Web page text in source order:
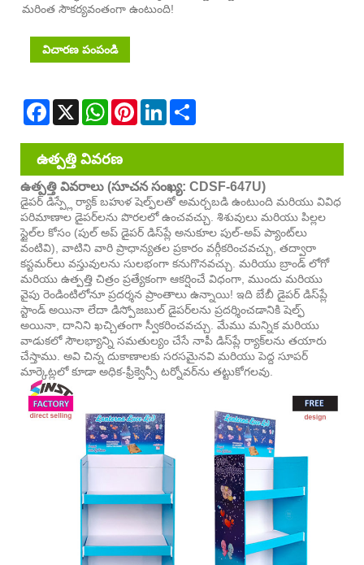
మరింత సౌకర్యవంతంగా ఉంటుంది!
విచారణ పంపండి
Facebook
X WhatsAppPinterestLinkedIn
ఉత్పత్తి వివరణ
ఉత్పత్తి వివరాలు (సూచన సంఖ్య: CDSF-647U)
డైపర్ డిస్ప్లే ర్యాక్ బహుళ షెల్ఫ్‌లతో అమర్చబడి ఉంటుంది మరియు వివిధ
పరిమాణాల డైపర్‌లను పొరలలో ఉంచవచ్చు. శిశువులు మరియు పిల్లల
స్టైల్‌ల కోసం (పుల్ అప్ డైపర్ డిస్‌ప్లే అనుకూల పుల్-అప్ ప్యాంట్‌లు
వంటివి), వాటిని వారి ప్రాధాన్యతల ప్రకారం వర్గీకరించవచ్చు, తద్వారా
కస్టమర్‌లు వస్తువులను సులభంగా కనుగొనవచ్చు. మరియు బ్రాండ్ లోగో
మరియు ఉత్పత్తి చిత్రం ప్రత్యేకంగా ఆకర్షించే విధంగా, ముందు మరియు
వైపు రెండింటిలోనూ ప్రదర్శన ప్రాంతాలు ఉన్నాయి! ఇది బేబీ డైపర్ డిస్‌ప్లే
స్టాండ్ అయినా లేదా డిస్పోజబుల్ డైపర్‌లను ప్రదర్శించడానికి షెల్ఫ్
అయినా, దానిని ఖచ్చితంగా స్వీకరించవచ్చు. మేము మన్నిక మరియు
వాడుకలో సౌలభ్యాన్ని సమతుల్యం చేసే నాపీ డిస్‌ప్లే ర్యాక్‌లను తయారు
చేస్తాము. అవి చిన్న దుకాణాలకు సరసమైనవి మరియు పెద్ద సూపర్
మార్కెట్లలో కూడా అధిక-ఫ్రీక్వెన్సీ టర్నోవర్‌ను తట్టుకోగలవు.